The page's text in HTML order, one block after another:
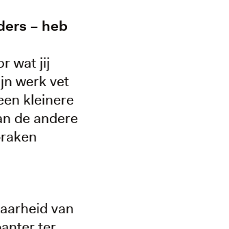
– heb
wat jij
werk vet
kleinere
de andere
van